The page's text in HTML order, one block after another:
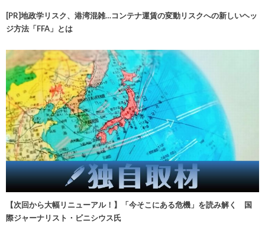
[PR]地政学リスク、港湾混雑…コンテナ運賃の変動リスクへの新しいヘッ
ジ方法「FFA」とは
【次回から大幅リニューアル！】「今そこにある危機」を読み解く 国
際ジャーナリスト・ビニシウス氏